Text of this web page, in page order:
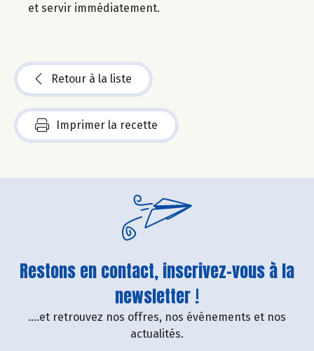
et servir immédiatement.
Retour à la liste
Imprimer la recette
Restons en contact, inscrivez-vous à la
newsletter !
....et retrouvez nos offres, nos événements et nos
actualités.